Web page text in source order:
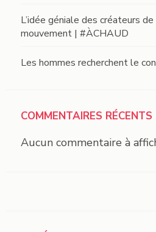
L’idée géniale des créateurs
mouvement | #ÀCHAUD
Les hommes recherchent le
COMMENTAIRES RÉCENTS
Aucun commentaire à